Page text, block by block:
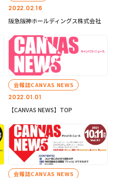
2022.02.16
阪急阪神ホールディングス株式会社
2022.01.01
会報誌CANVAS NEWS
【CANVAS NEWS】TOP
会報誌CANVAS NEWS